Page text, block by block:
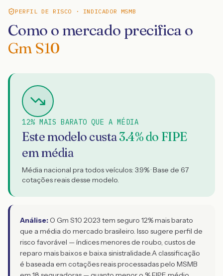
PERFIL DE RISCO · INDICADOR MSMB
Como o mercado precifica o
Gm S10
12% MAIS BARATO QUE A MÉDIA
Este modelo custa3.4% do FIPE
em média
Média nacional pra todos veículos: 3.9% · Base de 67
cotações reais desse modelo.
Análise: O Gm S10 2023 tem seguro 12% mais barato
que a média do mercado brasileiro. Isso sugere perfil de
risco favorável — índices menores de roubo, custos de
reparo mais baixos e baixa sinistralidade.A classificação
é baseada em cotações reais processadas pelo MSMB